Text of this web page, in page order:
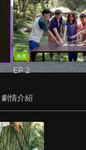
免費
EP2
劇情介紹